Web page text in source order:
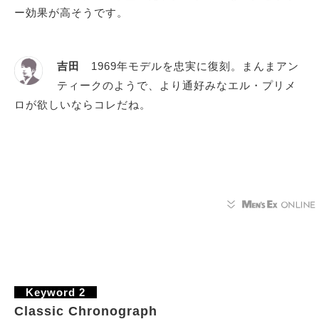
ー効果が高そうです。
吉田 1969年モデルを忠実に復刻。まんまアン
ティークのようで、より通好みなエル・プリメ
ロが欲しいならコレだね。
Keyword 2
Classic Chronograph